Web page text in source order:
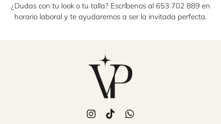
¿Dudas con tu look o tu talla? Escríbenos al 653 702 889 en
horario laboral y te ayudaremos a ser la invitada perfecta.